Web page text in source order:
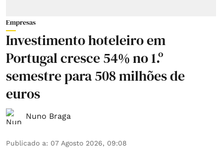
Empresas
Investimento hoteleiro em
Portugal cresce 54% no 1.º
semestre para 508 milhões de
euros
Nuno Braga
Publicado a: 07 Agosto 2026, 09:08